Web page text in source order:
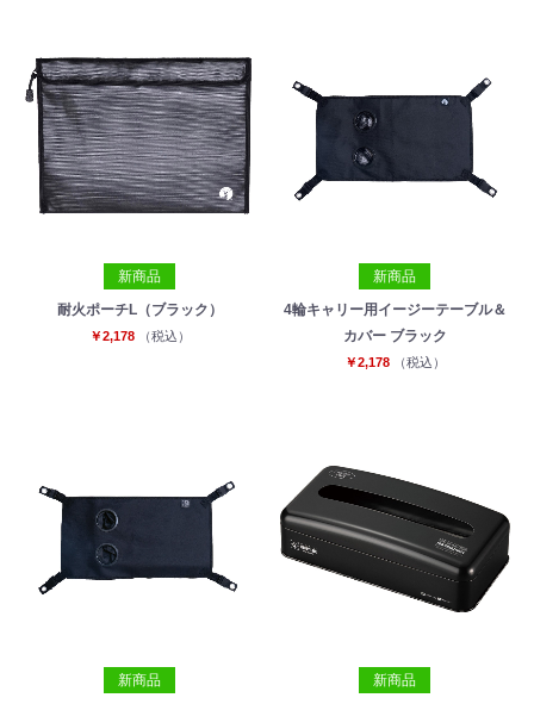
新商品
耐火ポーチL（ブラック）
￥2,178 （税込）
新商品
4輪キャリー用イージーテーブル＆
カバー ブラック
￥2,178 （税込）
新商品 新商品